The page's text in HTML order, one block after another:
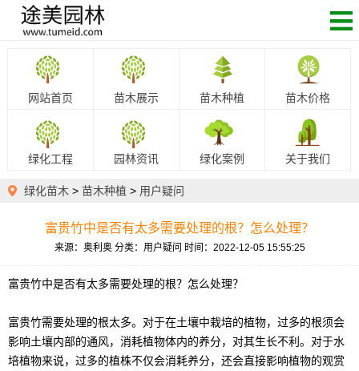
网站首页 苗木展示 苗木种植 苗木价格
绿化工程 园林资讯 绿化案例 关于我们
绿化苗木 > 苗木种植 > 用户疑问
富贵竹中是否有太多需要处理的根？怎么处理？
来源：奥利奥 分类：用户疑问 时间：2022-12-05 15:55:25
富贵竹中是否有太多需要处理的根？怎么处理？
富贵竹需要处理的根太多。对于在土壤中栽培的植物，过多的根须会
影响土壤内部的通风，消耗植物体内的养分，对其生长不利。对于水
培植物来说，过多的植株不仅会消耗养分，还会直接影响植物的观赏